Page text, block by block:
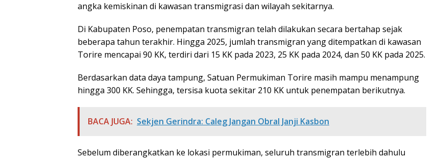
angka kemiskinan di kawasan transmigrasi dan wilayah sekitarnya.
Di Kabupaten Poso, penempatan transmigran telah dilakukan secara bertahap sejak
beberapa tahun terakhir. Hingga 2025, jumlah transmigran yang ditempatkan di kawasan
Torire mencapai 90 KK, terdiri dari 15 KK pada 2023, 25 KK pada 2024, dan 50 KK pada 2025.
Berdasarkan data daya tampung, Satuan Permukiman Torire masih mampu menampung
hingga 300 KK. Sehingga, tersisa kuota sekitar 210 KK untuk penempatan berikutnya.
BACA JUGA: Sekjen Gerindra: Caleg Jangan Obral Janji Kasbon
Sebelum diberangkatkan ke lokasi permukiman, seluruh transmigran terlebih dahulu